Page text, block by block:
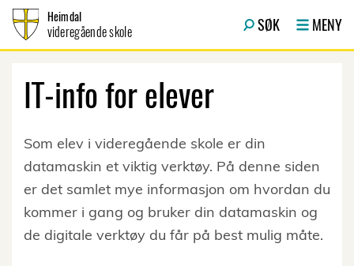
Heimdal
videregående skole SØK MENY
IT-info for elever
Som elev i videregående skole er din
datamaskin et viktig verktøy. På denne siden
er det samlet mye informasjon om hvordan du
kommer i gang og bruker din datamaskin og
de digitale verktøy du får på best mulig måte.